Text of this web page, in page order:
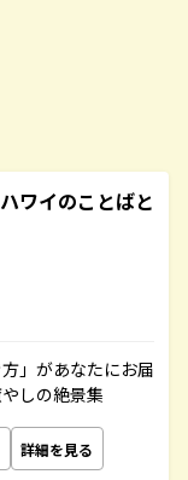
ワイのことばと
」があなたにお届
しの絶景集
詳細を見る